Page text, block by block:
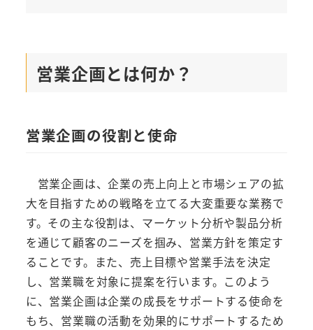
営業企画とは何か？
営業企画の役割と使命
営業企画は、企業の売上向上と市場シェアの拡
大を目指すための戦略を立てる大変重要な業務で
す。その主な役割は、マーケット分析や製品分析
を通じて顧客のニーズを掴み、営業方針を策定す
ることです。また、売上目標や営業手法を決定
し、営業職を対象に提案を行います。このよう
に、営業企画は企業の成長をサポートする使命を
もち、営業職の活動を効果的にサポートするため